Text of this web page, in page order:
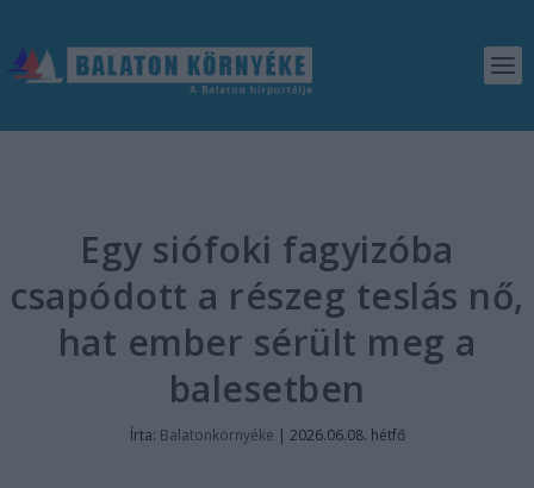
Egy siófoki fagyizóba
csapódott a részeg teslás nő,
hat ember sérült meg a
balesetben
Írta: Balatonkörnyéke | 2026.06.08. hétfő